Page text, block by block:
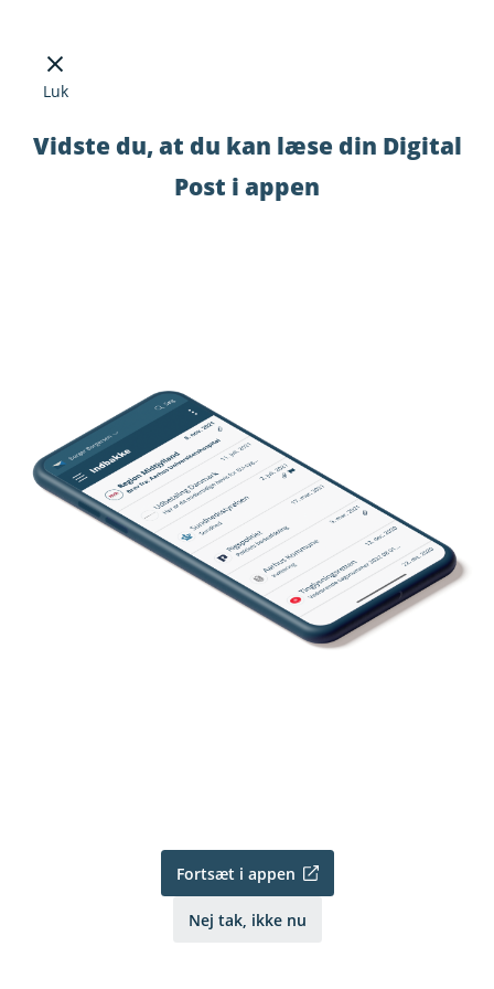
Luk
Vidste du, at du kan læse din Digital
Post i appen
Fortsæt i appen
Nej tak, ikke nu